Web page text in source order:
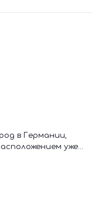
в Германии,
уже...